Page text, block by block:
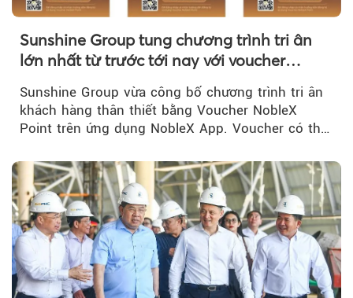
Sunshine Group tung chương trình tri ân
lớn nhất từ trước tới nay với voucher
NobleX Point cho khách hàng thân thiết
Sunshine Group vừa công bố chương trình tri ân
khách hàng thân thiết bằng Voucher NobleX
Point trên ứng dụng NobleX App. Voucher có thể